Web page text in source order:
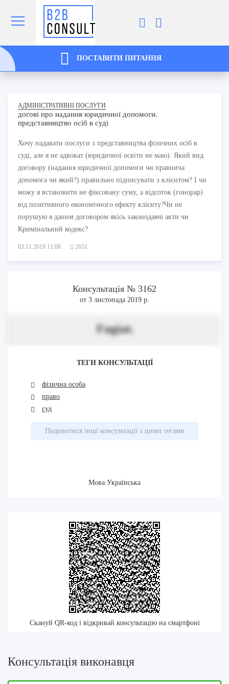
ПОСТАВИТИ ПИТАННЯ
АДМІНІСТРАТИВНІ ПОСЛУГИ
догові про надання юридичної допомоги.
представництво осіб в суді
Хочу надавати послуги з представництва фізичних осіб в
суді, але я не адвокат (юридичної освіти не маю). Який вид
договору (надання юридичної допомоги чи правнича
допомога чи який?) правильно підписувати з клієнтом? І чи
можу я встановити не фіксовану суму, а відсоток (гонорар)
від позитивного економічного ефекту клієнту?Чи не
порушую я даним договором якісь законодавчі акти чи
Кримінальний кодекс?
03.11.2019 11:08 2651
Консультація № 3162
от 3 листопада 2019 р.
Fugiat.
ТЕГИ КОНСУЛЬТАЦІЇ
фізична особа
право
суд
Подивитися інші консультації з цими тегами
Мова:Українська
Скануй QR-код і відкривай консультацію на смартфоні
Консультація виконавця